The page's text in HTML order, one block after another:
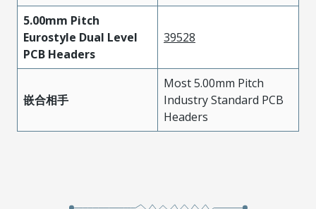
5.00mm Pitch
Eurostyle Dual Level
PCB Headers
39528
嵌合相手
Most 5.00mm Pitch
Industry Standard PCB
Headers